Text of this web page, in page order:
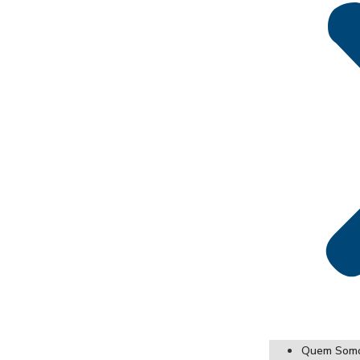
Quem